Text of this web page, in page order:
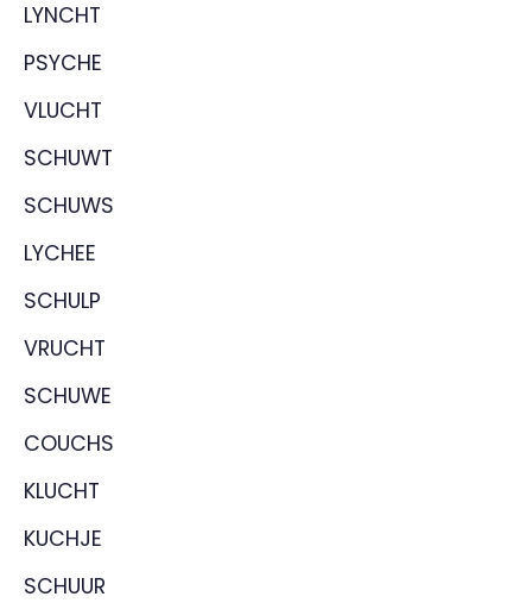
LYNCHT
PSYCHE
VLUCHT
SCHUWT
SCHUWS
LYCHEE
SCHULP
VRUCHT
SCHUWE
COUCHS
KLUCHT
KUCHJE
SCHUUR